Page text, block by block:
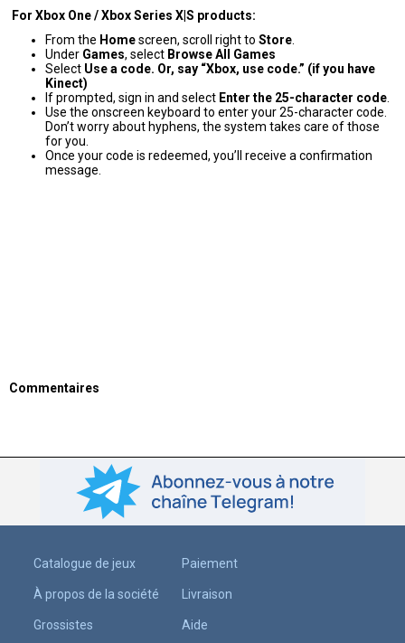
For Xbox One / Xbox Series X|S products:
From the Homescreen, scroll right to Store.
Under Games, select Browse All Games
Select Use a code. Or, say “Xbox, use code.” (if you have
Kinect)
If prompted, sign in and select Enter the 25-character code.
Use the onscreen keyboard to enter your 25-character code.
Don’t worry about hyphens, the system takes care of those
for you.
Once your code is redeemed, you’ll receive a confirmation
message.
Commentaires
Catalogue de jeux
À propos de la société
Grossistes
Paiement
Livraison
Aide